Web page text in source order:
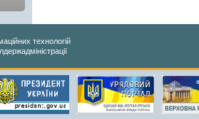
технологій